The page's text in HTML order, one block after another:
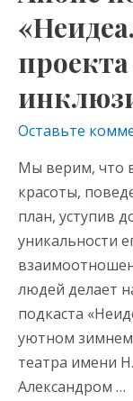
Оставьте
Мы верим, что
красоты,
план, уступив
уникальности
людей делает
подкаста
уютном зимнем
театра имени
Александром …